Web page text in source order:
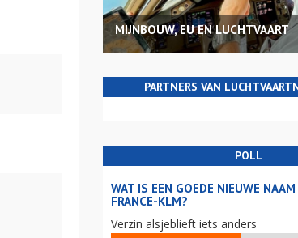
MIJNBOUW, EU EN LUCHTVAART
PARTNERS VAN
POLL
WAT IS EEN GOEDE NIEUWE
FRANCE-KLM?
Verzin alsjeblieft iets anders